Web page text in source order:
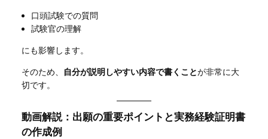
口頭試験での質問
試験官の理解
にも影響します。
そのため、 自分が説明しやすい内容で書くことが非常に大
切です。
動画解説：出願の重要ポイントと実務経験証明書
の作成例